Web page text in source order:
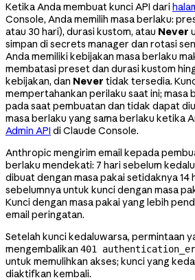
Ketika Anda membuat kunci API dari
Console, Anda memilih masa berlaku:
atau 30 hari), durasi kustom, atau Never
simpan di secrets manager dan rotasi
Anda memiliki kebijakan masa berlaku
membatasi preset dan durasi kustom
kebijakan, dan Never tidak tersedia.
mempertahankan perilaku saat ini; masa
pada saat pembuatan dan tidak dapat
masa berlaku yang sama berlaku ketika
Admin API di Claude Console.
Anthropic mengirim email kepada
berlaku mendekati: 7 hari sebelum
dibuat dengan masa pakai setidaknya 14
sebelumnya untuk kunci dengan masa
Kunci dengan masa pakai yang lebih
email peringatan.
Setelah kunci kedaluwarsa, permintaan
mengembalikan 401
untuk memulihkan akses; kunci yang
diaktifkan kembali.